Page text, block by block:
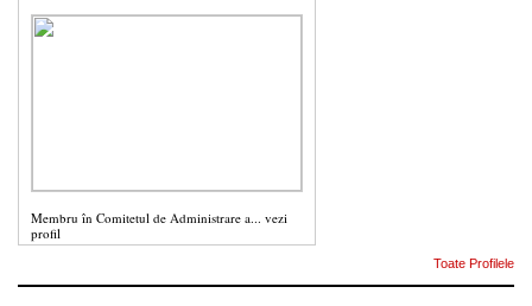
Membru în Comitetul de Administrare a... vezi
profil
Toate Profilele